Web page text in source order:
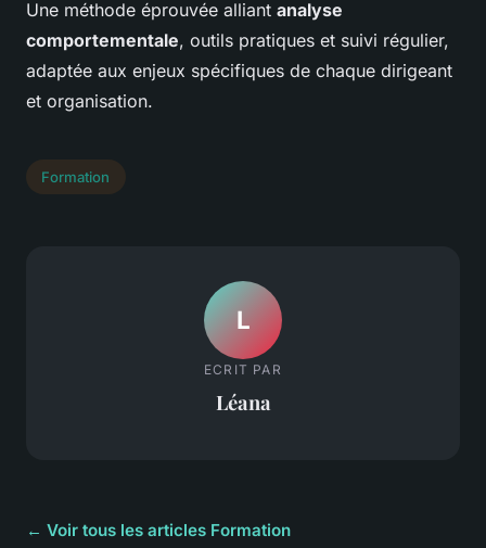
Une méthode éprouvée alliant analyse
comportementale, outils pratiques et suivi régulier,
adaptée aux enjeux spécifiques de chaque dirigeant
et organisation.
Formation
L
ECRIT PAR
Léana
← Voir tous les articles Formation